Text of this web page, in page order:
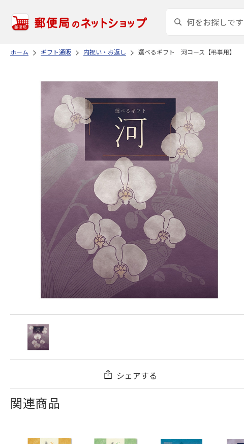
ホーム ギフト通販 内祝い・お返し 選べるギフト 河コース【弔事用】
シェアする
関連商品